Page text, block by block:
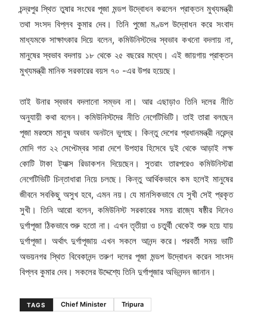
চন্দ্রপুর স্থিত তুষার সংঘের পূজা মন্ডপ উদ্বোধন করলেন প্রাক্তন মুখ্যমন্ত্রী
তথা সংসদ বিপ্লব কুমার দেব। তিনি পুজো মণ্ডপ উদ্বোধন করে সংবাদ
মাধ্যমকে সাক্ষাৎকার দিয়ে বলেন, কমিউনিস্টদের স্বভাব কখনো বদলায় না,
মানুষের স্বভাব বদলায় ১৮ থেকে ২৫ বছরের মধ্যে। এই জায়গায় প্রাক্তন
মুখ্যমন্ত্রী মানিক সরকারের বয়স ৭০ -এর উপর হয়েছে।
তাই উনার স্বভাব বদলানো সম্ভব না। আর এছাড়াও তিনি দলের নীতি
অনুযায়ী কথা বলেন। কমিউনিস্টদের নীতি নেগেটিভিটি। তাই তারা বলছেন
পূজা মরশুমে মানুষ অভাব অনটনে ভুগছে। কিন্তু দেশের প্রধানমন্ত্রী নরেন্দ্র
মোদি গত ২২ সেপ্টেম্বর সারা দেশে উপহার হিসেবে দুই থেকে আড়াই লক্ষ
কোটি টাকা ট্যাক্স রিডাকশন দিয়েছেন। সুতরাং তারপরেও কমিউনিস্টরা
নেগেটিভিটি চিন্তাধারা নিয়ে চলছে। কিন্তু আর্থিকভাবে কম হলেই মানুষের
জীবনে সবকিছু অসুখ হবে, এমন নয়। যে মানসিকভাবে যে সুখী সেই প্রকৃত
সুখী। তিনি আরো বলেন, কমিউনিস্ট সরকারের সময় রাজ্যে ষষ্ঠীর দিনেও
দুর্গাপূজা ঠিকভাবে শুরু হতো না। এখন তৃতীয়া ও চতুর্থী থেকেই শুরু হয়ে যায়
দুর্গাপূজা। অর্থাৎ দুর্গাপূজায় এখন সকলে আনন্দ করে। পরবর্তী সময় ভাটি
অভয়নগর স্থিত বিবেকানন্দ তরুণ দলের পূজা মন্ডপ উদ্বোধন করেন সাংসদ
বিপ্লব কুমার দেব। সকলের উদ্দেশ্যে তিনি দুর্গাপূজার অভিনন্দন জানান।
TAGS Chief Minister Tripura